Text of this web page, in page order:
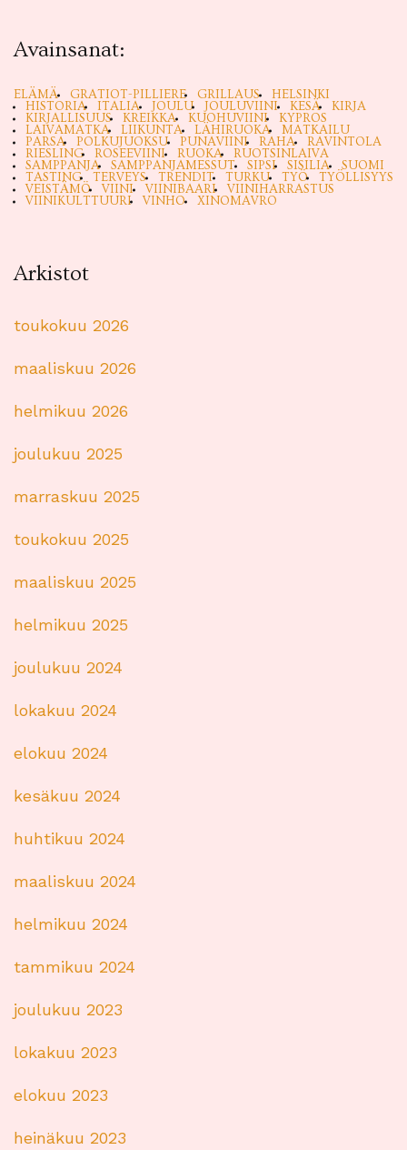
Avainsanat:
ELÄMÄ GRATIOT-PILLIERE GRILLAUS
HELSINKI
HISTORIA
ITALIA JOULU JOULUVIINI KESÄ
KIRJA
KIRJALLISUUS
KREIKKA KUOHUVIINI
KYPROS
LAIVAMATKA
LIIKUNTA LÄHIRUOKA
MATKAILU
PARSA
POLKUJUOKSU PUNAVIINI RAHA
RAVINTOLA
RIESLING
ROSEEVIINI RUOKA
RUOTSINLAIVA
SAMPPANJA
SAMPPANJAMESSUT SIPSI SISILIA
SUOMI
TASTING
TERVEYS TRENDIT TURKU TYÖ
TYÖLLISYYS
VEISTÄMÖ
VIINI VIINIBAARI
VIINIHARRASTUS
VIINIKULTTUURI
VINHO XINOMAVRO
Arkistot
toukokuu 2026
maaliskuu 2026
helmikuu 2026
joulukuu 2025
marraskuu 2025
toukokuu 2025
maaliskuu 2025
helmikuu 2025
joulukuu 2024
lokakuu 2024
elokuu 2024
kesäkuu 2024
huhtikuu 2024
maaliskuu 2024
helmikuu 2024
tammikuu 2024
joulukuu 2023
lokakuu 2023
elokuu 2023
heinäkuu 2023